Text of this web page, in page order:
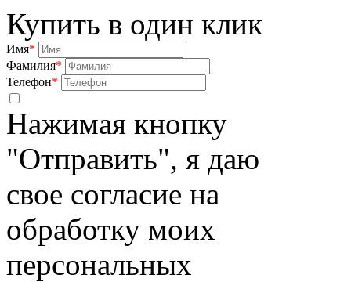
Купить в один клик
Имя*
Фамилия*
Телефон*
Нажимая кнопку
"Отправить", я даю
свое согласие на
обработку моих
персональных